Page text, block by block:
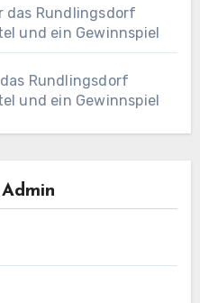
das Rundlingsdorf
und ein Gewinnspiel
Rundlingsdorf
und ein Gewinnspiel